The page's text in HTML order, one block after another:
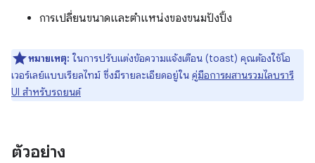
การเปลี่ยนขนาดและตำแหน่งของขนมปังปิ้ง
หมายเหตุ: ในการปรับแต่งข้อความแจ้งเตือน (toast) คุณต้องใช้โอ
เวอร์เลย์แบบเรียลไทม์ ซึ่งมีรายละเอียดอยู่ใน คู่มือการผสานรวมไลบรารี
UI สำหรับรถยนต์
ตัวอย่าง